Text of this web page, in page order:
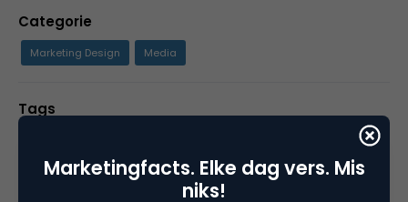
Categorie
Marketing Design Media
Tags
usability & design
Marketingfacts. Elke dag vers. Mis
niks!